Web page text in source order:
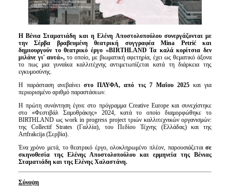
Η Βένια Σταματιάδη και η Ελένη Αποστολοπούλου συνεργάζονται με
την Σέρβα βραβευμένη θεατρική συγγραφέα Mina Petrić και
δημιουργούν το θεατρικό έργο «BIRTHLAND Τα καλά κορίτσια δεν
μιλάνε γι' αυτά», το οποίο, με βιωματική αφετηρία, έχει ως θεματικό άξονα
το πως μια γυναίκα καλλιτέχνης αντιμετωπίζεται κατά τη διάρκεια της
εγκυμοσύνης.
Η παράσταση ανεβαίνειστο ΠΛΥΦΑ, από τις 7 Μαΐου 2025και για
περιορισμένο αριθμό παραστάσεων.
Η πρώτη συνάντηση έγινε στο πρόγραμμα Creative Europe και συνεχίστηκε
στο «Φεστιβάλ Σαμοθράκης» 2024, κατά το οποίο διαμορφώθηκε το
BIRTHLAND ως work in progress project τριών καλλιτεχνικών οργανισμών:
της Collectif Strates (Γαλλία), του Πεδίου Τέχνης (Ελλάδας) και της
Artfrakcija (Σερβία).
Ένα χρόνο μετά, το θεατρικό έργο, ολοκληρωμένο πλέον, παρουσιάζεταισε
σκηνοθεσία της Ελένης Αποστολοπούλου και ερμηνεία της Βένιας
Σταματιάδη και της Ελένης Χαλαστάνη.
Σύνοψη